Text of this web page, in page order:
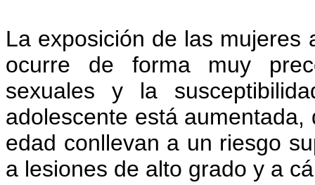
La exposición de las mujeres
ocurre de forma muy
sexuales y la
adolescente está
edad conllevan a un riesgo
a lesiones de alto grado y a